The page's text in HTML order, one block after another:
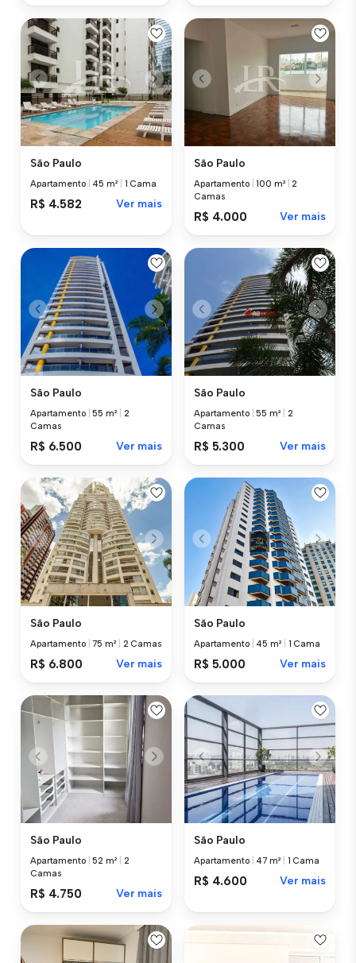
São Paulo
Apartamento 45 m² 1 Cama
R$ 4.582 Ver mais
São Paulo
Apartamento |100 m² |2
Camas
R$ 4.000 Ver mais
São Paulo
Apartamento |55 m²
2
Camas
R$ 6.500 Ver mais
São Paulo
Apartamento |55 m²
2
Camas
R$ 5.300 Ver mais
São Paulo
Apartamento |75 m² 2 Camas
R$ 6.800 Ver mais
São Paulo
Apartamento 45 m² 1 Cama
R$ 5.000 Ver mais
São Paulo
Apartamento |52 m²
2
Camas
R$ 4.750 Ver mais
São Paulo
Apartamento 47 m² 1 Cama
R$ 4.600 Ver mais